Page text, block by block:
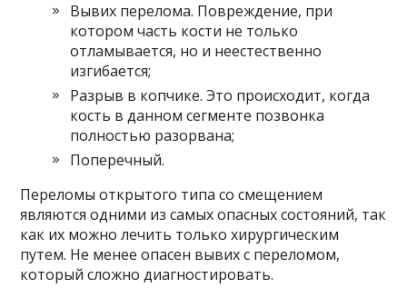
Вывих перелома. Повреждение, при
котором часть кости не только
отламывается, но и неестественно
изгибается;
Разрыв в копчике. Это происходит, когда
кость в данном сегменте позвонка
полностью разорвана;
Поперечный.
Переломы открытого типа со смещением
являются одними из самых опасных состояний, так
как их можно лечить только хирургическим
путем. Не менее опасен вывих с переломом,
который сложно диагностировать.